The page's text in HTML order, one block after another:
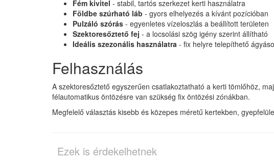
Fém kivitel - stabil, tartós szerkezet kerti használatra
Földbe szúrható láb - gyors elhelyezés a kívánt pozícióban
Pulzáló szórás - egyenletes vízeloszlás a beállított területen
Szektoresőztető fej - a locsolási szög igény szerint állítható
Ideális szezonális használatra - fix helyre telepíthető
Felhasználás
A szektoresőztető egyszerűen csatlakoztatható a kerti tömlőhöz,
félautomatikus öntözésre van szükség fix öntözési zónákban.
Megfelelő választás kisebb és közepes méretű kertekben,
Ezek is érdekelhetnek